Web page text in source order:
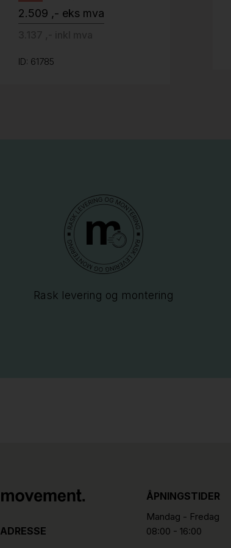
2.509 ,- eks mva
ID: 61785
Rask levering og montering
ADRESSE
ÅPNINGSTIDER
Mandag - Fredag
08:00 - 16:00